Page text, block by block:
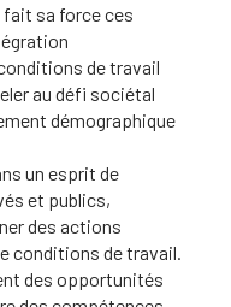
sa force ces
de travail
au défi sociétal
démographique
un esprit de
et publics,
des actions
conditions de travail.
des opportunités